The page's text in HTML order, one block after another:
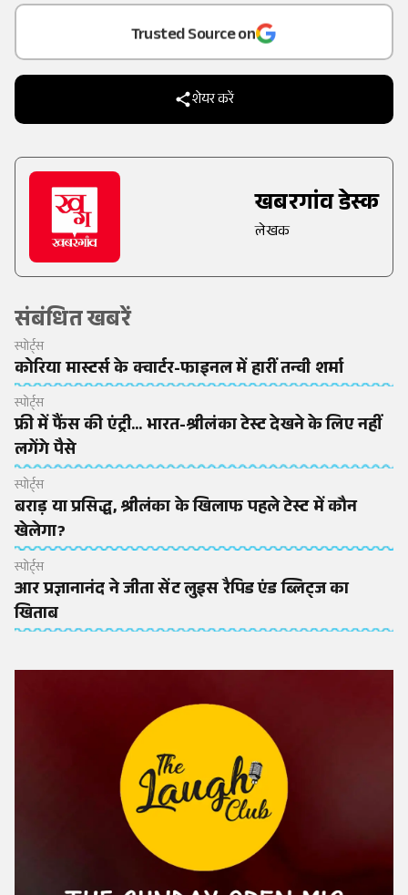
Trusted Source on
शेयर करें
खबरगांव डेस्क
लेखक
संबंधित खबरें
स्पोर्ट्स
कोरिया मास्टर्स के क्वार्टर-फाइनल में हारीं तन्वी शर्मा
स्पोर्ट्स
फ्री में फैंस की एंट्री... भारत-श्रीलंका टेस्ट देखने के लिए नहीं
लगेंगे पैसे
स्पोर्ट्स
बराड़ या प्रसिद्ध, श्रीलंका के खिलाफ पहले टेस्ट में कौन
खेलेगा?
स्पोर्ट्स
आर प्रज्ञानानंद ने जीता सेंट लुइस रैपिड एंड ब्लिट्ज का
खिताब